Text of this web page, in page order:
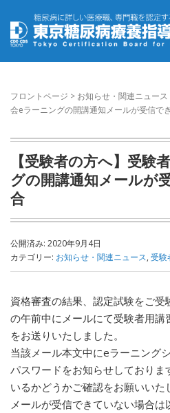
フロントページ > お知らせ・関連ニュース
会eラーニングの開講通知メールが受信で
【受験者の方へ】受験
グの開講通知メールが
合
公開済み: 2020年9月4日
カテゴリー: お知らせ・関連ニュース, 受験
資格審査の結果、認定試験をご
の午前中にメールにて受験者用
をお送りいたしました。
当該メール本文中にeラーニング
パスワードをお知らせしておりま
いるかどうかご確認をお願いいた
メールが受信できていない場合は